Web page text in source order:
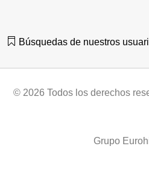
Búsquedas de nuestros
© 2026 Todos los derechos
Grupo